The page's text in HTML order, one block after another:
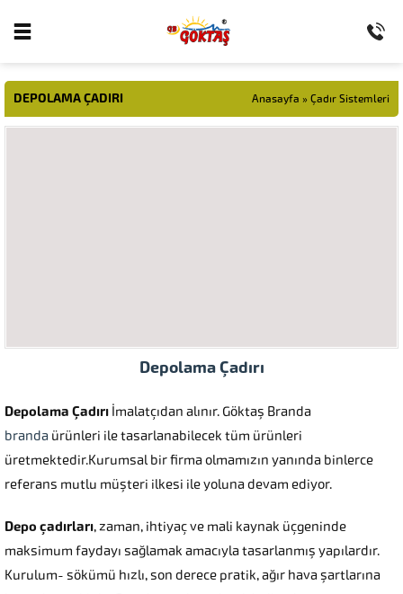
DEPOLAMA ÇADIRI Anasayfa » Çadır Sistemleri
Depolama Çadırı
Depolama Çadırı İmalatçıdan alınır. Göktaş Branda
branda ürünleri ile tasarlanabilecek tüm ürünleri
üretmektedir.Kurumsal bir firma olmamızın yanında binlerce
referans mutlu müşteri ilkesi ile yoluna devam ediyor.
Depo çadırları, zaman, ihtiyaç ve mali kaynak üçgeninde
maksimum faydayı sağlamak amacıyla tasarlanmış yapılardır.
Kurulum- sökümü hızlı, son derece pratik, ağır hava şartlarına